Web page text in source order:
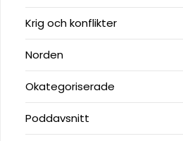
Krig och konflikter
Norden
Okategoriserade
Poddavsnitt